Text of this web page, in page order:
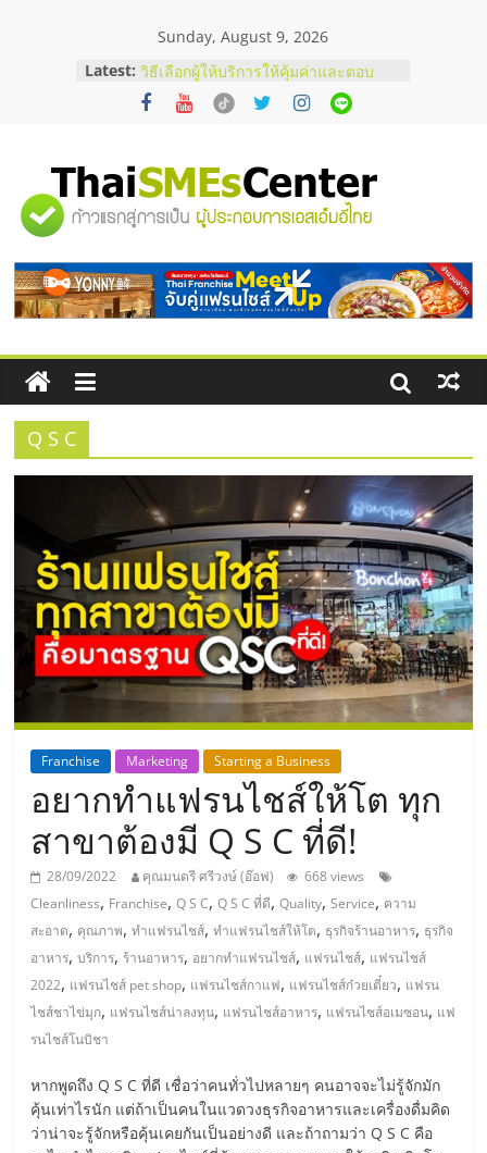
Sunday, August 9, 2026
Latest: บริษัท Cybersecurity ในไทยที่ไหนดี?
วิธีเลือกผู้ให้บริการให้คุ้มค่าและตอบ
โจทย์ธุรกิจ
สัมมนาออนไลน์ โอกาสบริหารสถานี
บริการน้ำมัน Shell
สัมมนาลงทุน แฟรนไชส์ยอนนี่
ไชส์ ครั้งที่ 8
ร้านเครื่องเสียงคุณภาพสูง พร้อม
โซลูชันระบบภาพและเสียง
"ศูนย์
รวม
ข้อมูล
ธุรกิจ
SME
แห่ง
ประเทศไทย,
ThaiSMEsCenter,
รวม
ธุรกิจ
เอ
ส
เอ็
มอี
ไทย,
SMEs,
Q S C
Franchise Marketing Starting a Business
อยากทำแฟรนไชส์ให้โต ทุก
สาขาต้องมี Q S C ที่ดี!
28/09/2022 คุณมนตรี ศรีวงษ์ (อ๊อฟ)
668 views
Cleanliness, Franchise,Q S C,Q S C ที่ดี,Quality,Service, ความ
สะอาด, คุณภาพ,ทำแฟรนไชส์,ทำแฟรนไชส์ให้โต, ธุรกิจร้านอาหาร, ธุรกิจ
อาหาร,บริการ, ร้านอาหาร, อยากทำแฟรนไชส์, แฟรนไชส์, แฟรนไชส์
2022, แฟรนไชส์ pet shop, แฟรนไชส์กาแฟ, แฟรนไชส์ก๋วยเตี๋ยว, แฟรน
ไชส์ชาไข่มุก, แฟรนไชส์น่าลงทุน, แฟรนไชส์อาหาร, แฟรนไชส์อเมซอน, แฟ
รนไชส์โนบิชา
หากพูดถึง Q S C ที่ดี เชื่อว่าคนทั่วไปหลายๆ คนอาจจะไม่รู้จักมัก
คุ้นเท่าไรนัก แต่ถ้าเป็นคนในแวดวงธุรกิจอาหารและเครื่องดื่มคิด
ว่าน่าจะรู้จักหรือคุ้นเคยกันเป็นอย่างดี และถ้าถามว่า Q S C คือ